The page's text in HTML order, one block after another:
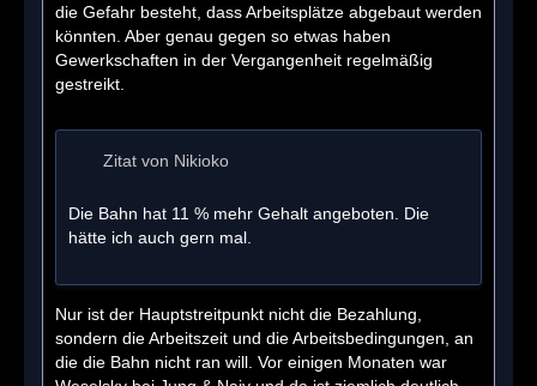
die Gefahr besteht, dass Arbeitsplätze abgebaut werden
könnten. Aber genau gegen so etwas haben
Gewerkschaften in der Vergangenheit regelmäßig
gestreikt.
Zitat von Nikioko
Die Bahn hat 11 % mehr Gehalt angeboten. Die
hätte ich auch gern mal.
Nur ist der Hauptstreitpunkt nicht die Bezahlung,
sondern die Arbeitszeit und die Arbeitsbedingungen, an
die die Bahn nicht ran will. Vor einigen Monaten war